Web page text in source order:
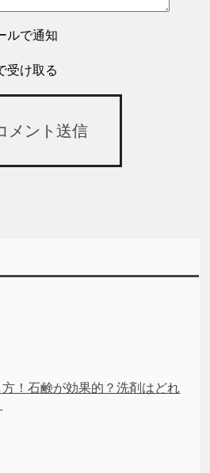
ルで通知
受け取る
メント送信
！石鹸が効果的？洗剤はどれ